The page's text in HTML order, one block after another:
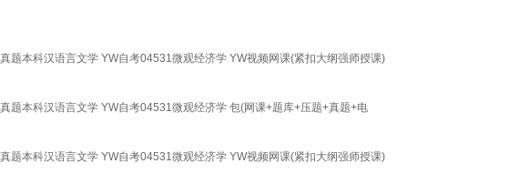
题本科汉语言文学 YW自考04531微观经济学 YW视频网课(紧扣大纲强师授课)
题本科汉语言文学 YW自考04531微观经济学 包(网课+题库+压题+真题+电
题本科汉语言文学 YW自考04531微观经济学 YW视频网课(紧扣大纲强师授课)